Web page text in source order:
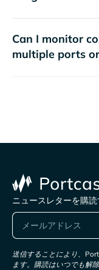
Can I monitor
multiple ports
ニュースレターを購読
送信することにより、
ます。購読はいつでも解除